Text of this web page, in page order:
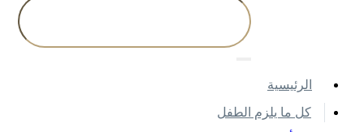
اﻟﺮﺋﻴﺴﻴﺔ
كل ما يلزم الطفل